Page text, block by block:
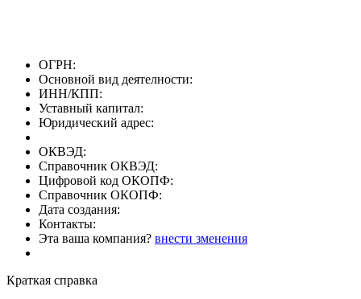
ОГРН:
Основной вид деятелности:
ИНН/КПП:
Уставный капитал:
Юридический адрес:
ОКВЭД:
Справочник ОКВЭД:
Цифровой код ОКОПФ:
Справочник ОКОПФ:
Дата создания:
Контакты:
Эта ваша компания? внести зменения
Краткая справка